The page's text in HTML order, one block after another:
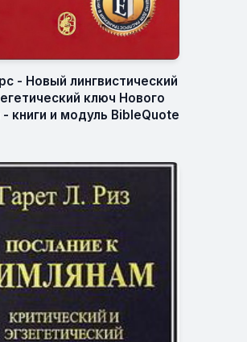
- Новый лингвистический
ключ Нового
- книги и модуль BibleQuote